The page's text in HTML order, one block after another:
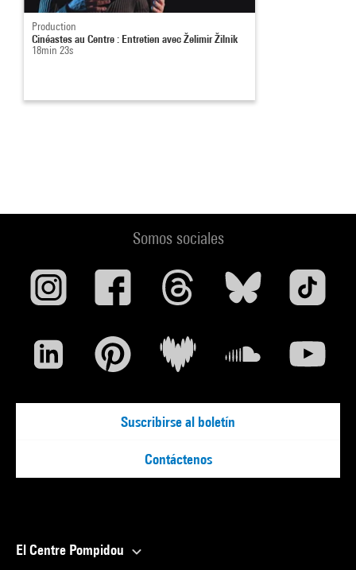
Production
Cinéastes au Centre : Entretien avec Želimir Žilnik
18min 23s
Somos sociales
Suscribirse al boletín
Contáctenos
El Centre Pompidou